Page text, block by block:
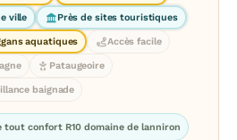
ville Près de sites touristiques
aquatiques Accès facile
Pataugeoire
baignade
tout confort R10 domaine de lanniron